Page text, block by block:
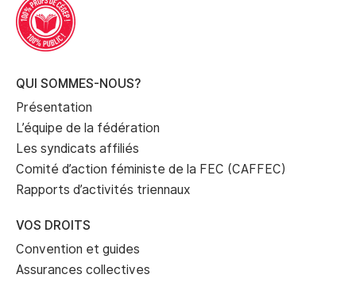
QUI SOMMES-NOUS?
Présentation
L’équipe de la fédération
Les syndicats affiliés
Comité d’action féministe de la FEC (CAFFEC)
Rapports d’activités triennaux
VOS DROITS
Convention et guides
Assurances collectives